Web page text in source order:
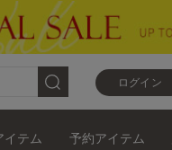
ログイン
イテム 予約アイテム